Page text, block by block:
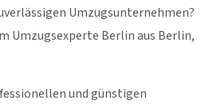
Umzugsunternehmen?
Umzugsexperte Berlin aus Berlin,
und günstigen